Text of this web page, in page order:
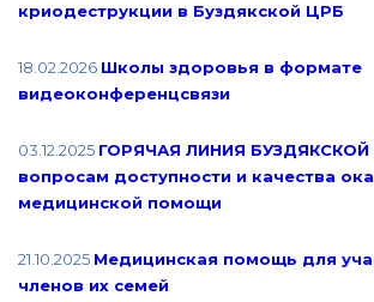
криодеструкции в Буздякской ЦРБ
18.02.2026 Школы здоровья в формате
видеоконференцсвязи
03.12.2025 ГОРЯЧАЯ ЛИНИЯ БУЗДЯКСКОЙ
вопросам доступности и качества
медицинской помощи
21.10.2025 Медицинская помощь для
членов их семей